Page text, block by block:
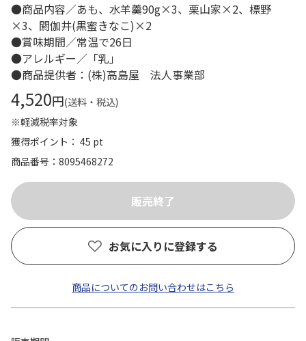
●商品内容／あも、水羊羹90g×3、栗山家×2、標野
×3、閼伽井(黒蜜きなこ)×2
●賞味期間／常温で26日
●アレルギー／「乳」
●商品提供者：(株)高島屋 法人事業部
4,520円(送料・税込)
※軽減税率対象
獲得ポイント： 45 pt
商品番号
8095468272
お気に入りに登録する
商品についてのお問い合わせはこちら